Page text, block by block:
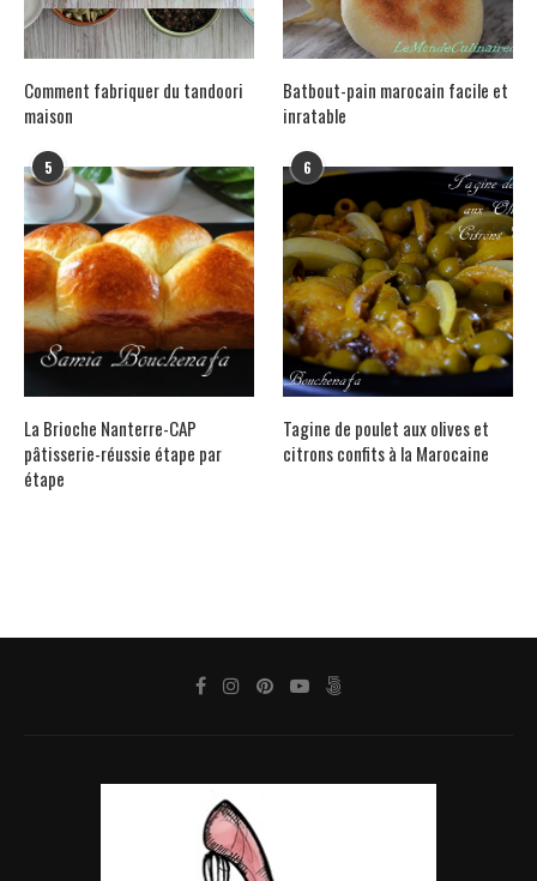
Comment fabriquer du tandoori
maison
Batbout-pain marocain facile et
inratable
5
La Brioche Nanterre-CAP
pâtisserie-réussie étape par
étape
6
Tagine de poulet aux olives et
citrons confits à la Marocaine